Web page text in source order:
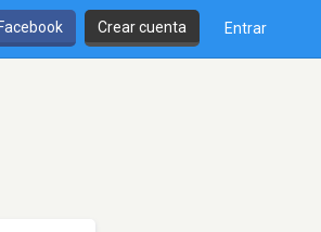
Crear cuenta Entrar